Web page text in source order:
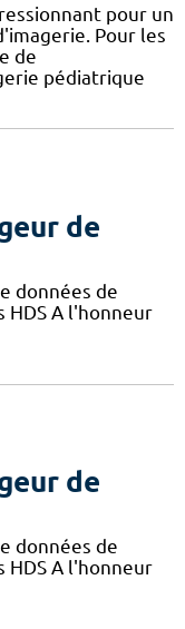
pour un
Pour les
de
pédiatrique
de
données de
HDS A l'honneur
de
données de
HDS A l'honneur